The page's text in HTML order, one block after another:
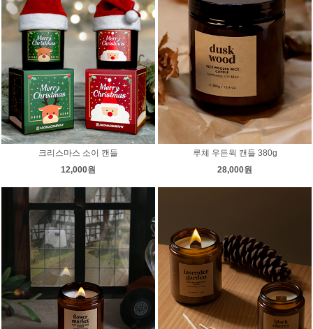
크리스마스 소이 캔들
12,000원
루체 우든윅 캔들 380g
28,000원